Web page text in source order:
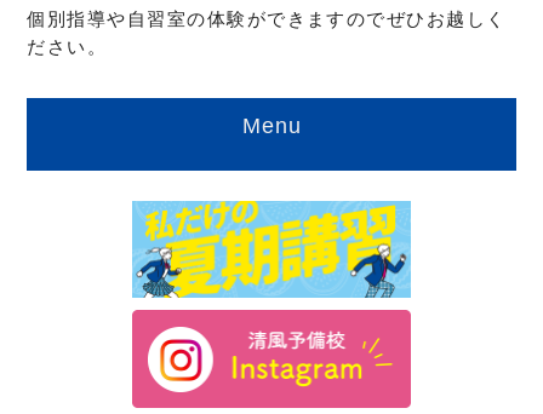
個別指導や自習室の体験ができますのでぜひお越しく
ださい。
Menu